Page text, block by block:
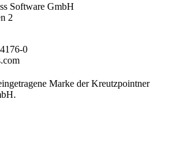
Software GmbH
2
0
Marke der Kreutzpointner